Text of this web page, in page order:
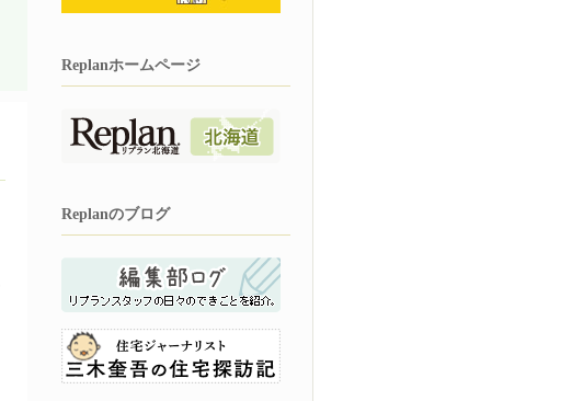
Replanホームページ
Replanのブログ